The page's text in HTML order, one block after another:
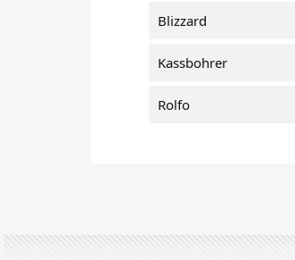
Blizzard
Kassbohrer
Rolfo